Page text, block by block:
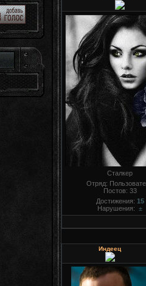
Сталкер
Отряд:
Постов: 33
Достижения: 15
Нарушения: ±
Индеец